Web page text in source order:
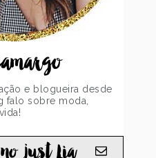
e blogueira desde
falo sobre moda,
just Lia